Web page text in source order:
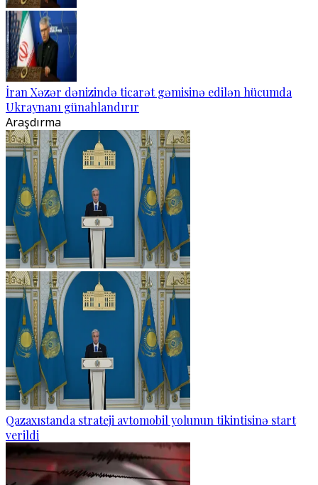
İran Xəzər dənizində ticarət gəmisinə edilən hücumda
Ukraynanı günahlandırır
Araşdırma
Qazaxıstanda strateji avtomobil yolunun tikintisinə start
verildi